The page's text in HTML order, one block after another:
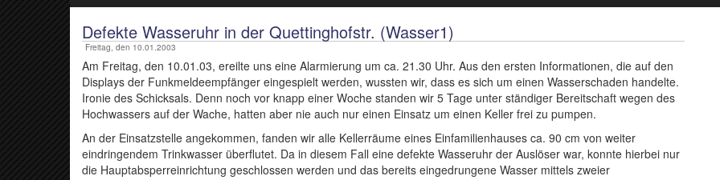
Defekte Wasseruhr in der Quettinghofstr. (Wasser1)
Freitag, den 10.01.2003
Am Freitag, den 10.01.03, ereilte uns eine Alarmierung um ca. 21.30 Uhr. Aus den ersten Informationen, die auf den
Displays der Funkmeldeempfänger eingespielt werden, wussten wir, dass es sich um einen Wasserschaden handelte.
Ironie des Schicksals. Denn noch vor knapp einer Woche standen wir 5 Tage unter ständiger Bereitschaft wegen des
Hochwassers auf der Wache, hatten aber nie auch nur einen Einsatz um einen Keller frei zu pumpen.
An der Einsatzstelle angekommen, fanden wir alle Kellerräume eines Einfamilienhauses ca. 90 cm von weiter
eindringendem Trinkwasser überflutet. Da in diesem Fall eine defekte Wasseruhr der Auslöser war, konnte hierbei nur
die Hauptabsperreinrichtung geschlossen werden und das bereits eingedrungene Wasser mittels zweier